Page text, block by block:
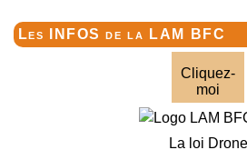
Les INFOS de la LAM BFC
Cliquez-
moi
La loi Drone